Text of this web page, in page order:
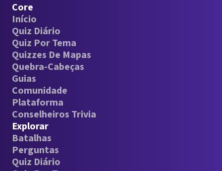
Core
Início
Quiz Diário
Quiz Por Tema
Quizzes De Mapas
Quebra-Cabeças
Guias
Comunidade
Plataforma
Conselheiros Trivia
Explorar
Batalhas
Perguntas
Quiz Diário